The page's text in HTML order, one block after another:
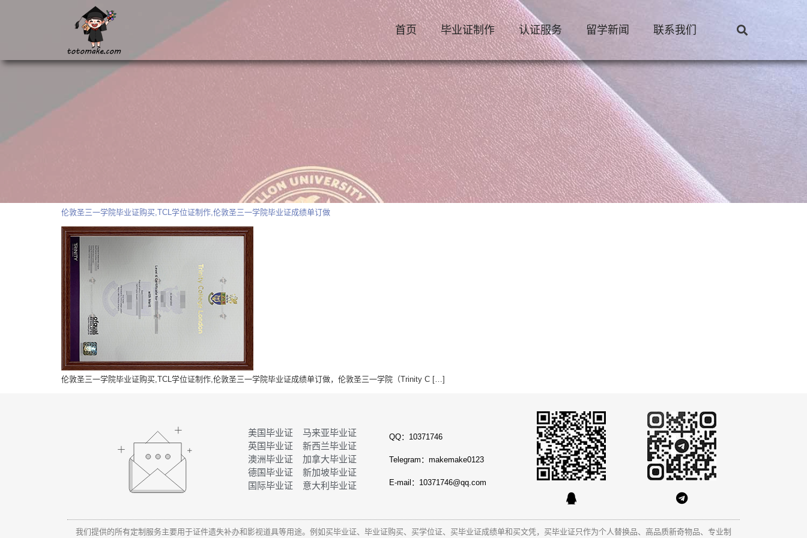
首页 毕业证制作 认证服务 留学新闻 联系我们
伦敦圣三一学院毕业证购买,TCL学位证制作,伦敦圣三一学院毕业证成绩单订做
伦敦圣三一学院毕业证购买,TCL学位证制作,伦敦圣三一学院毕业证成绩单订做，伦敦圣三一学院（Trinity C […]
美国毕业证
马来亚毕业证
英国毕业证
新西兰毕业证
澳洲毕业证
加拿大毕业证
德国毕业证
新加坡毕业证
国际毕业证
意大利毕业证
QQ：10371746
Telegram：makemake0123
E-mail：10371746@qq.com
我们提供的所有定制服务主要用于证件遗失补办和影视道具等用途。例如买毕业证、毕业证购买、买学位证、买毕业证成绩单和 买文凭，买毕业证只作为个人替换品、高品质新奇物品、专业制